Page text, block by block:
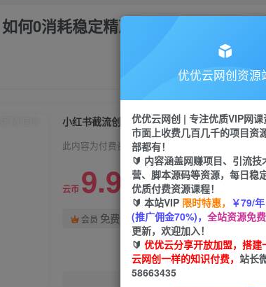
何0消耗稳定精准创业粉【思路拆解】
小红书截流创业粉的最新打法，如何0消耗稳定
此内容为付费资源，请付费后查看
云币 9.9 限时特惠
云币99
会员 免费
您当
优优云网创资源
优优云网创 | 专注优质VIP网课
市面上收费几百几千的项目资
部都有！
🔰 内容涵盖网赚项目、引流技
营、脚本源码等资源，每日稳
优质付费资源课程！
🔰 本站VIP 限时特惠， ￥79/
(推广佣金70%)， 全站资源免费
更新，欢迎加入！
🔰 优优云分享开放加盟，搭建
云网创一样的知识付费， 站长
58663435